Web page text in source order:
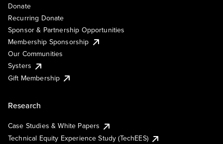
Donate
Recurring Donate
Sponsor & Partnership Opportunities
Membership Sponsorship
Our Communities
Systers
Gift Membership
Research
Case Studies & White Papers
Technical Equity Experience Study (TechEES)